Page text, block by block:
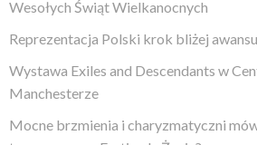
Wesołych Świąt Wielkanocnych
Reprezentacja Polski krok bliżej
Wystawa Exiles and Descendants w
Manchesterze
Mocne brzmienia i charyzmatyczni